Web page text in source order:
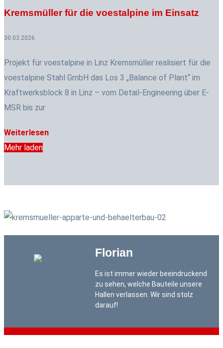
Kremsmüller für die voestalpine im Einsatz
30.03.2026
Projekt für voestalpine in Linz Kremsmüller realisiert für die
voestalpine Stahl GmbH das Los 3 „Balance of Plant“ im
Kraftwerksblock 8 in Linz – vom Detail‑Engineering über E-
MSR bis zur
Weiterlesen
Mehr laden
Florian
Es ist immer wieder beeindruckend
zu sehen, welche Bauteile unsere
Hallen verlassen. Wir sind stolz
darauf!